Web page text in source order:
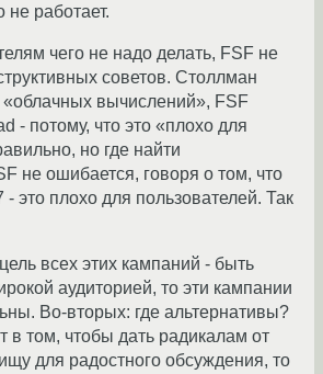
не работает.
чего не надо делать, FSF не
советов. Столлман
«облачных вычислений», FSF
- потому, что это «плохо для
но где найти
не ошибается, говоря о том, что
это плохо для пользователей. Так
всех этих кампаний - быть
аудиторией, то эти кампании
Во-вторых: где альтернативы?
в том, чтобы дать радикалам от
для радостного обсуждения, то